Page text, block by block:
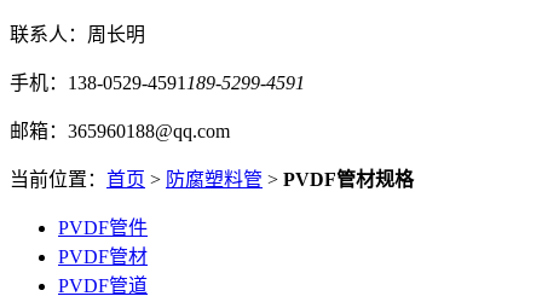
联系人：周长明
手机：138-0529-4591 189-5299-4591
邮箱：365960188@qq.com
当前位置： 首页 > 防腐塑料管 > PVDF管材规格
PVDF管件
PVDF管材
PVDF管道